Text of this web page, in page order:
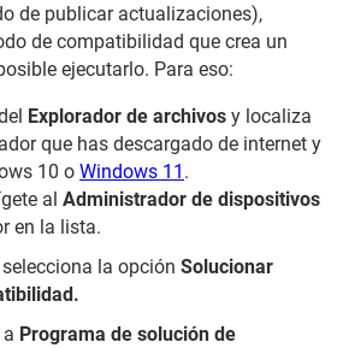
de publicar actualizaciones),
de compatibilidad que crea un
ejecutarlo. Para eso:
Explorador de archivos y localiza
que has descargado de internet y
10 o Windows 11 .
al Administrador de dispositivos
en la lista.
la opción Solucionar
Programa de solución de